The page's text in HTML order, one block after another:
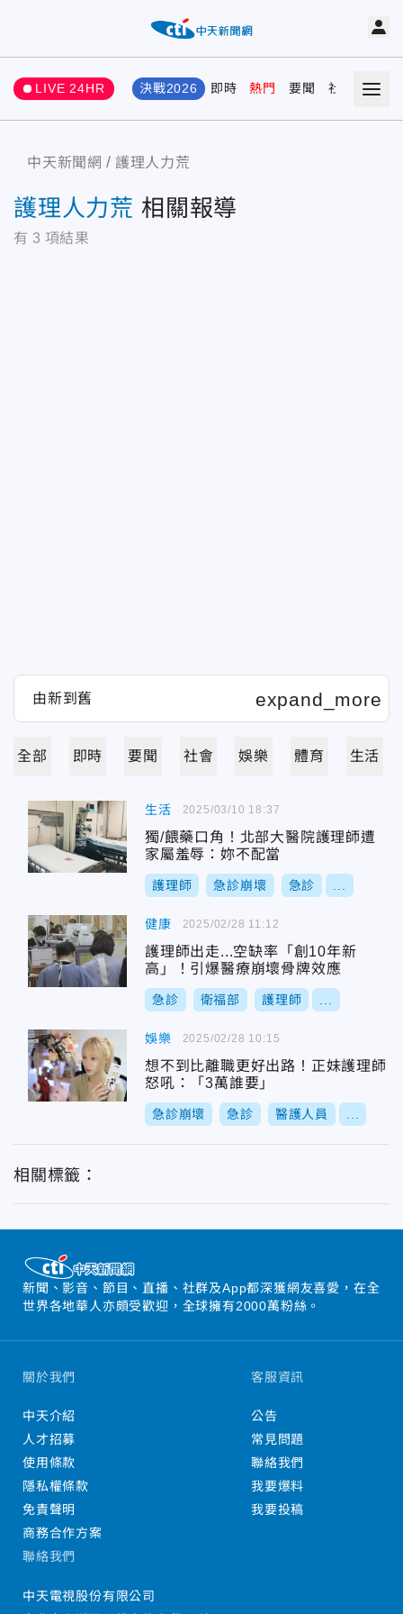
LIVE 24HR 決戰2026 即時 熱門 要聞 社會 娛樂
中天新聞網 護理人力荒
護理人力荒 相關報導
有 3 項結果
全部 即時 要聞 社會 娛樂 體育 生活
生活
獨/餵藥口角！北部大醫院護理師遭
家屬羞辱：妳不配當
護理師 急診崩壞 急診
2025/03/10 18:37
健康
護理師出走...空缺率「創10年新
高」！引爆醫療崩壞骨牌效應
急診 衛福部 護理師
2025/02/28 11:12
娛樂
想不到比離職更好出路！正妹護理師
怒吼：「3萬誰要」
急診崩壞 急診 醫護人員
2025/02/28 10:15
相關標籤：
新聞、影音、節目、直播、社群及App都深獲網友喜愛，在全
世界各地華人亦頗受歡迎，全球擁有2000萬粉絲。
關於我們
中天介紹
人才招募
使用條款
隱私權條款
免責聲明
商務合作方案
客服資訊
公告
常見問題
聯絡我們
我要爆料
我要投稿
聯絡我們
中天電視股份有限公司